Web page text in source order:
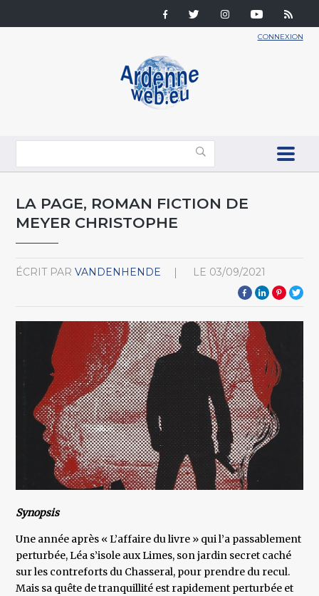
CONNEXION
LA PAGE, ROMAN FICTION DE
MEYER CHRISTOPHE
ÉCRIT PAR VANDENHENDE LE 03/09/2021
Synopsis
Une année après « L’affaire du livre » qui l’a passablement
perturbée, Léa s’isole aux Limes, son jardin secret caché
sur les contreforts du Chasseral, pour prendre du recul.
Mais sa quête de tranquillité est rapidement perturbée et